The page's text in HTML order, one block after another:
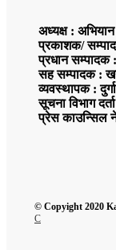
अध्यक्ष :
प्रकाशक/
प्रधान सम्पादक :
सह सम्पादक :
व्यवस्थापक :
सूचना विभाग
प्रेस काउन्सिल
© Copyight 2020
C